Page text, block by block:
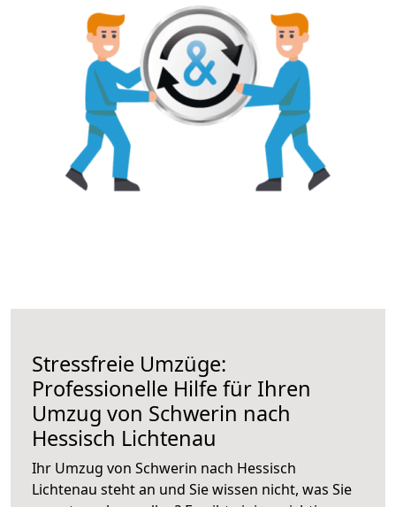
Stressfreie Umzüge:
Professionelle Hilfe für Ihren
Umzug von Schwerin nach
Hessisch Lichtenau
Ihr Umzug von Schwerin nach Hessisch
Lichtenau steht an und Sie wissen nicht, was Sie